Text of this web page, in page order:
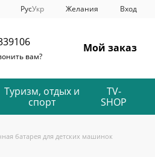
РусУкр Желания Вход
вам?
Мой заказ
Туризм, отдых и
спорт
TV-
SHOP
батарея для детских машинок